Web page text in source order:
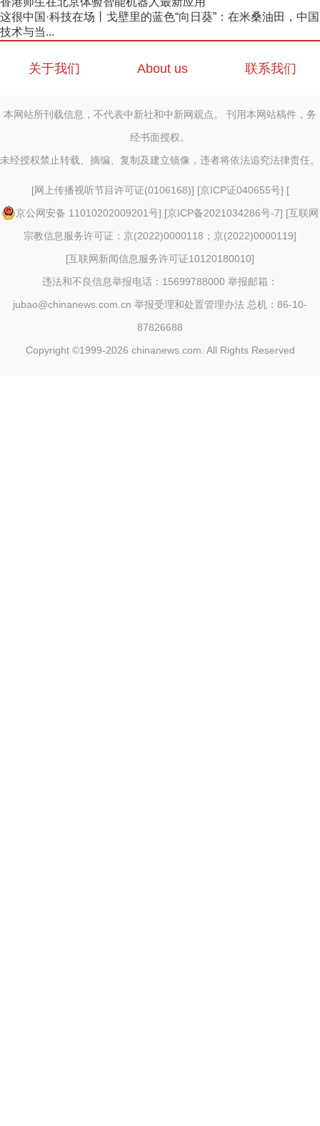
这很中国·科技在场丨戈壁里的蓝色“向日葵”：在米桑油田，中国
技术与当...
关于我们 About us 联系我们
本网站所刊载信息，不代表中新社和中新网观点。 刊用本网站稿件，务
经书面授权。
未经授权禁止转载、摘编、复制及建立镜像，违者将依法追究法律责任。
[网上传播视听节目许可证(0106168)] [京ICP证040655号] [
京公网安备 11010202009201号] [京ICP备2021034286号-7] [互联网
宗教信息服务许可证：京(2022)0000118；京(2022)0000119]
[互联网新闻信息服务许可证10120180010]
违法和不良信息举报电话：15699788000 举报邮箱：
jubao@chinanews.com.cn 举报受理和处置管理办法 总机：86-10-
87826688
Copyright ©1999-2026 chinanews.com. All Rights Reserved